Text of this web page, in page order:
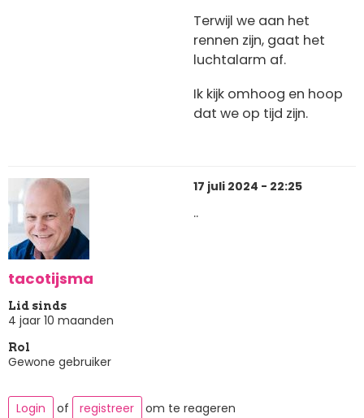
Terwijl we aan het
rennen zijn, gaat het
luchtalarm af.
Ik kijk omhoog en hoop
dat we op tijd zijn.
tacotijsma
Lid sinds
4 jaar 10 maanden
Rol
Gewone gebruiker
17 juli 2024 - 22:25
..
Login of registreer om te reageren